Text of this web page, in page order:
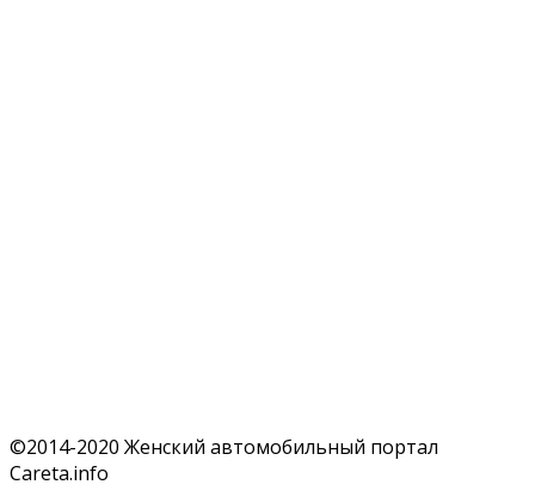
©2014-2020 Женский автомобильный портал
Careta.info